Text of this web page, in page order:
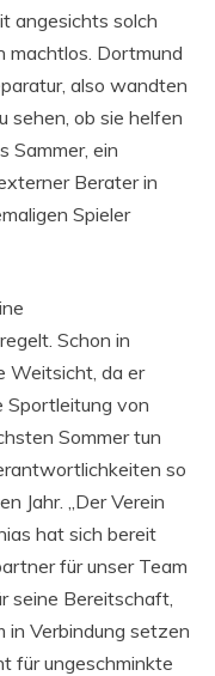
angesichts solch
machtlos. Dortmund
also wandten
sehen, ob sie helfen
Sammer, ein
Berater in
Spieler
Schon in
Weitsicht, da er
Sportleitung von
Sommer tun
so
Jahr. „Der Verein
hat sich bereit
für unser Team
seine Bereitschaft,
in Verbindung setzen
für ungeschminkte